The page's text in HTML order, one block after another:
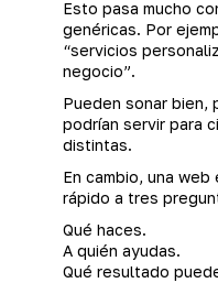
Esto pasa mucho
genéricas. Por
“servicios
negocio”.
Pueden sonar bien,
podrían servir para
distintas.
En cambio, una
rápido a tres
Qué haces.
A quién ayudas.
Qué resultado